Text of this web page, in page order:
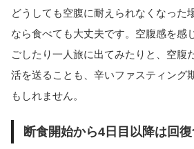
どうしても空腹に耐えられなくなった
なら食べても大丈夫です。空腹感を感
ごしたり一人旅に出てみたりと、空腹
活を送ることも、辛いファスティング
もしれません。
断食開始から4日目以降は回